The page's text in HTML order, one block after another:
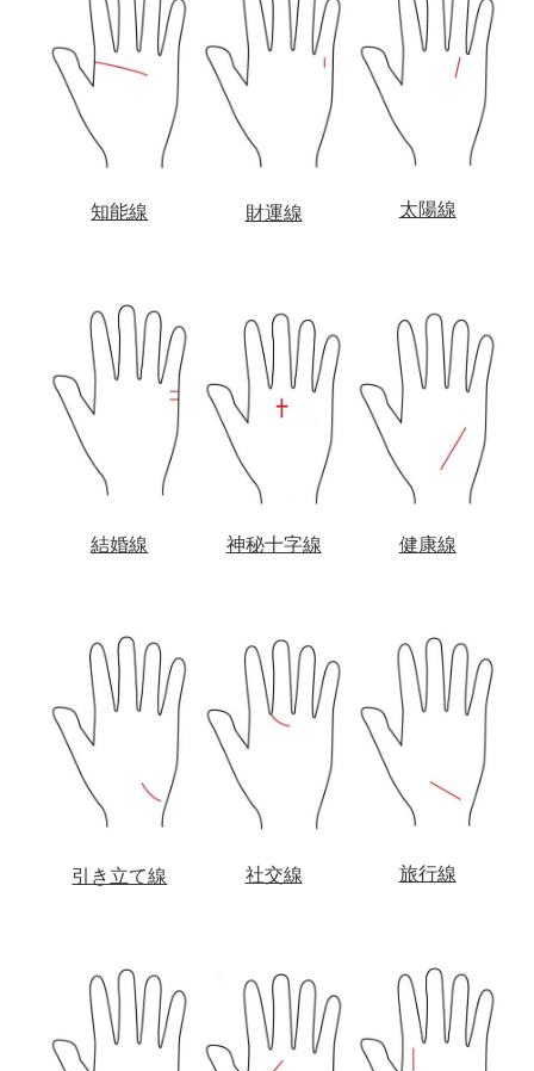
知能線 財運線 太陽線
結婚線 神秘十字線 健康線
引き立て線 社交線 旅行線